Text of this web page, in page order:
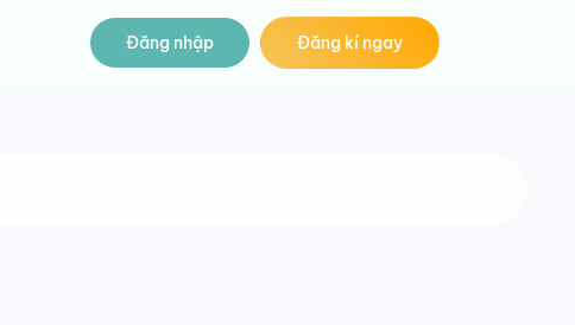
Đăng nhập Đăng kí ngay